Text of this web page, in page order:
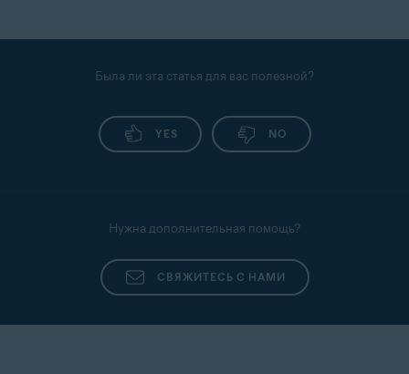
Была ли эта статья для вас полезной?
YES NO
Нужна дополнительная помощь?
СВЯЖИТЕСЬ С НАМИ